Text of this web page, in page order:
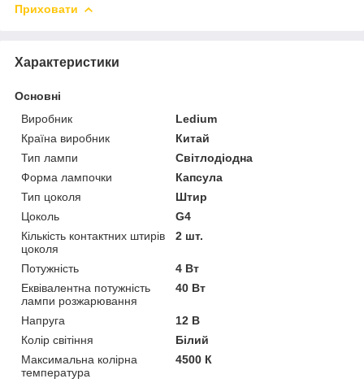
Приховати
Характеристики
Основні
Виробник
Ledium
Країна виробник
Китай
Тип лампи
Світлодіодна
Форма лампочки
Капсула
Тип цоколя
Штир
Цоколь
G4
Кількість контактних штирів
цоколя
2 шт.
Потужність
4 Вт
Еквівалентна потужність
лампи розжарювання
40 Вт
Напруга
12 В
Колір світіння
Білий
Максимальна колірна
температура
4500 К